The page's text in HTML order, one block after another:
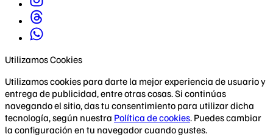
Utilizamos Cookies
Utilizamos cookies para darte la mejor experiencia de usuario y
entrega de publicidad, entre otras cosas. Si continúas
navegando el sitio, das tu consentimiento para utilizar dicha
tecnología, según nuestra Política de cookies. Puedes cambiar
la configuración en tu navegador cuando gustes.